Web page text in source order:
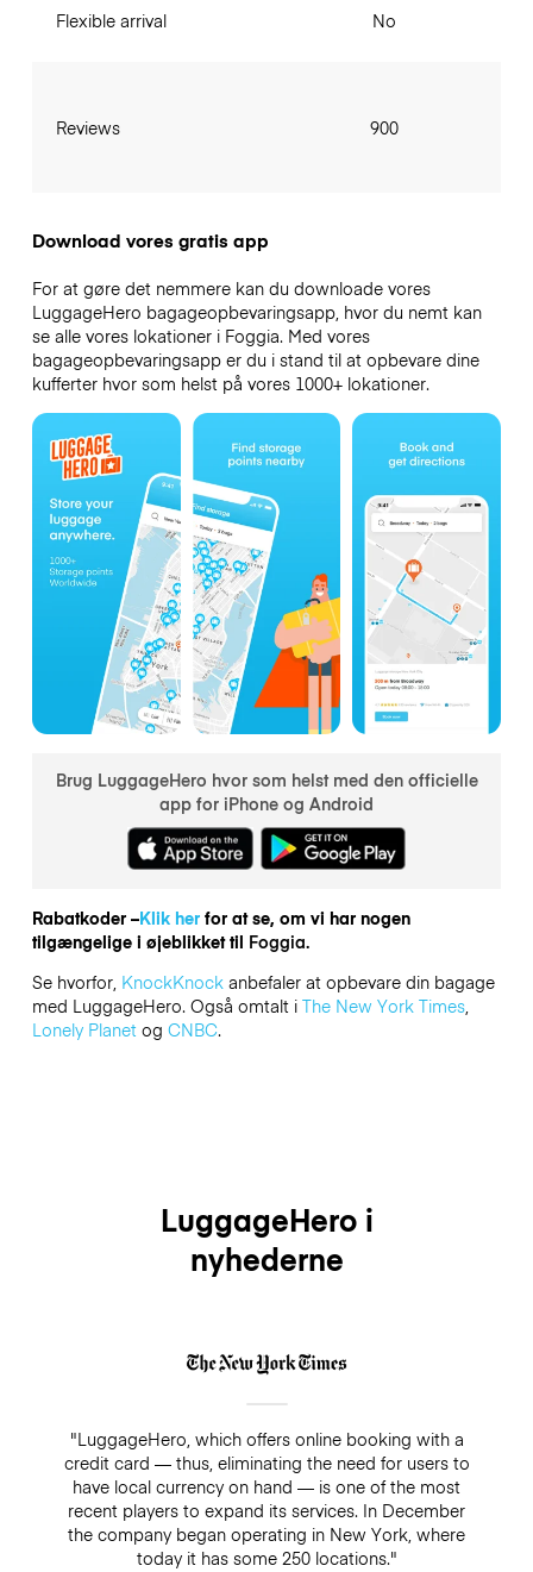
Flexible arrival
Reviews
No
900
Download vores gratis app
For at gøre det nemmere kan du downloade vores
LuggageHero bagageopbevaringsapp, hvor du nemt kan
se alle vores lokationer i Foggia. Med vores
bagageopbevaringsapp er du i stand til at opbevare dine
kufferter hvor som helst på vores 1000+ lokationer.
Brug LuggageHero hvor som helst med den officielle
app for iPhone og Android
Rabatkoder –Klik herfor at se, om vi har nogen
tilgængelige i øjeblikket til Foggia.
Se hvorfor, KnockKnockanbefaler at opbevare din bagage
med LuggageHero. Også omtalt i The New York Times,
Lonely Planetog CNBC.
LuggageHero i
nyhederne
"LuggageHero, which offers online booking with a
credit card — thus, eliminating the need for users to
have local currency on hand — is one of the most
recent players to expand its services. In December
the company began operating in New York, where
today it has some 250 locations."